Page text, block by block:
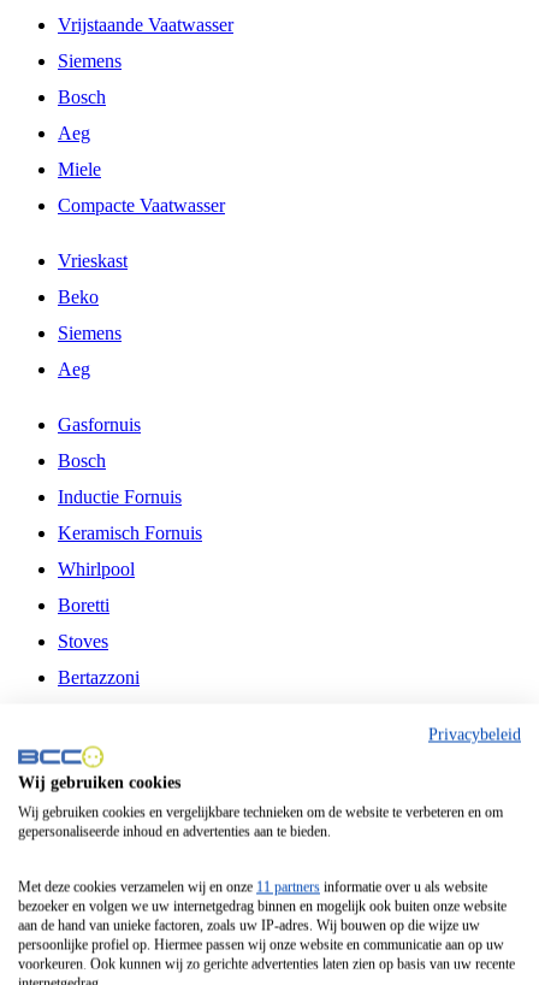
Vrijstaande Vaatwasser
Siemens
Bosch
Aeg
Miele
Compacte Vaatwasser
Vrieskast
Beko
Siemens
Aeg
Gasfornuis
Bosch
Inductie Fornuis
Keramisch Fornuis
Whirlpool
Boretti
Stoves
Bertazzoni
Fitelli
Airfryer
Frituurpan
Contactgrill
Broodbakmachine
Broodrooster
Privacybeleid
Wij gebruiken cookies
Wij gebruiken cookies en vergelijkbare technieken om de website te verbeteren en om
gepersonaliseerde inhoud en advertenties aan te bieden.
Met deze cookies verzamelen wij en onze 11 partners informatie over u als website
bezoeker en volgen we uw internetgedrag binnen en mogelijk ook buiten onze website
aan de hand van unieke factoren, zoals uw IP-adres. Wij bouwen op die wijze uw
persoonlijke profiel op. Hiermee passen wij onze website en communicatie aan op uw
voorkeuren. Ook kunnen wij zo gerichte advertenties laten zien op basis van uw recente